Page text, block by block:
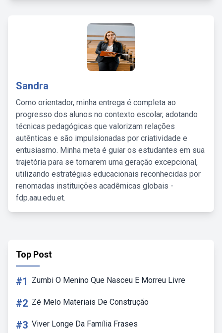
Sandra
Como orientador, minha entrega é completa ao
progresso dos alunos no contexto escolar, adotando
técnicas pedagógicas que valorizam relações
autênticas e são impulsionadas por criatividade e
entusiasmo. Minha meta é guiar os estudantes em sua
trajetória para se tornarem uma geração excepcional,
utilizando estratégias educacionais reconhecidas por
renomadas instituições acadêmicas globais -
fdp.aau.edu.et.
Top Post
#1 Zumbi O Menino Que Nasceu E Morreu Livre
#2 Zé Melo Materiais De Construção
#3 Viver Longe Da Família Frases